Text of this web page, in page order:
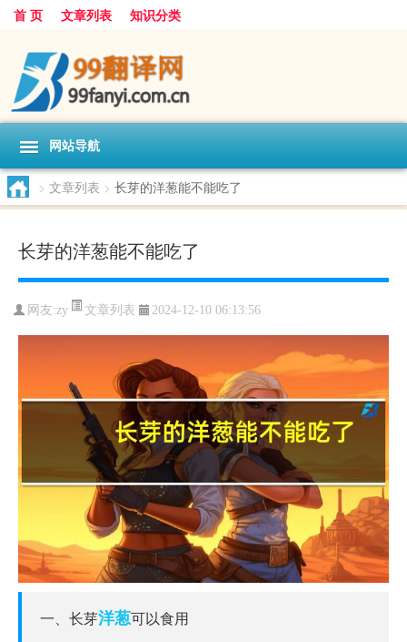
首 页 文章列表 知识分类
网站导航
> 文章列表 > 长芽的洋葱能不能吃了
长芽的洋葱能不能吃了
网友:zy 文章列表 2024-12-10 06:13:56
一、长芽洋葱可以食用